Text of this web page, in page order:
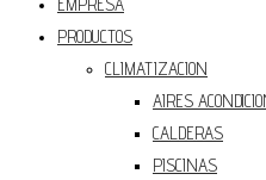
Menu
panel
EMPRESA
PRODUCTOS
CLIMATIZACION
AIRES
CALDERAS
PISCINAS